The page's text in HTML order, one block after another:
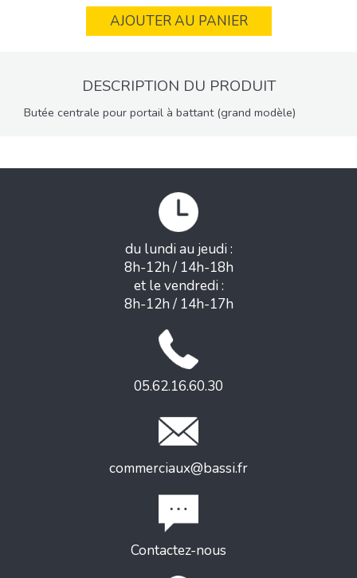
AJOUTER AU PANIER
DESCRIPTION DU PRODUIT
Butée centrale pour portail à battant (grand modèle)
du lundi au jeudi :
8h-12h / 14h-18h
et le vendredi :
8h-12h / 14h-17h
05.62.16.60.30
commerciaux@bassi.fr
Contactez-nous